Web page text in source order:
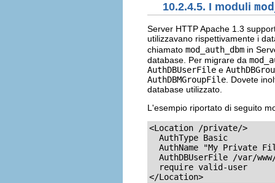
10.2.4.5. I moduli
Server HTTP Apache 1.3
utilizzavano rispettivamente i
chiamato mod_auth_dbm in
database. Per migrare da
AuthDBUserFile e
AuthDBMGroupFile . Dovete
database utilizzato.
L'esempio riportato di seguito
<Location /private/>
  AuthType Basic
AuthName "My Private
AuthDBUserFile /var/
  require valid-user
</Location>